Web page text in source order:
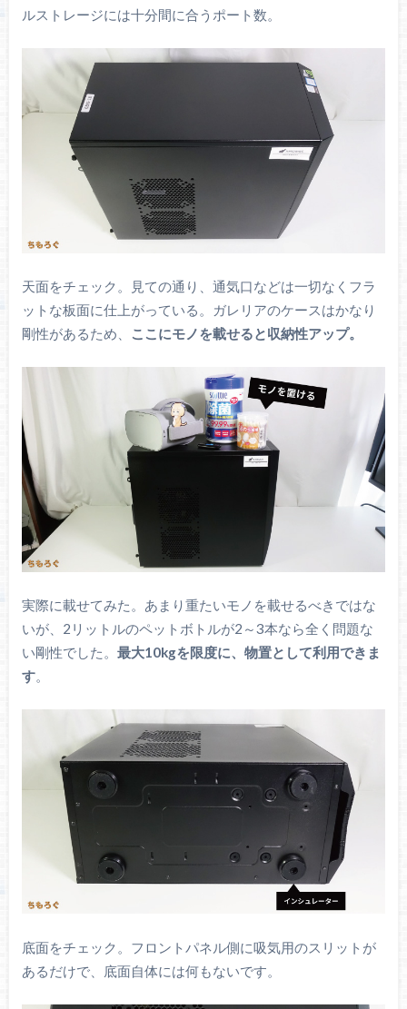
ルストレージには十分間に合うポート数。
天面をチェック。見ての通り、通気口などは一切なくフラ
ットな板面に仕上がっている。ガレリアのケースはかなり
剛性があるため、 ここにモノを載せると収納性アップ。
実際に載せてみた。あまり重たいモノを載せるべきではな
いが、2リットルのペットボトルが2～3本なら全く問題な
い剛性でした。 最大10kgを限度に、物置として利用できま
す。
底面をチェック。フロントパネル側に吸気用のスリットが
あるだけで、底面自体には何もないです。